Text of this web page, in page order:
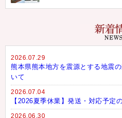
2026.07.29
熊本県熊本地方を震源とする地震
いて
2026.07.04
【2026夏季休業】発送・対応予定
2026.06.30